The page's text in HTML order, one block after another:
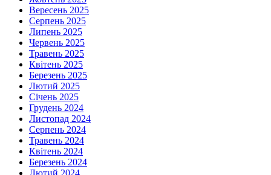
Вересень 2025
Серпень 2025
Липень 2025
Червень 2025
Травень 2025
Квітень 2025
Березень 2025
Лютий 2025
Січень 2025
Грудень 2024
Листопад 2024
Серпень 2024
Травень 2024
Квітень 2024
Березень 2024
Лютий 2024